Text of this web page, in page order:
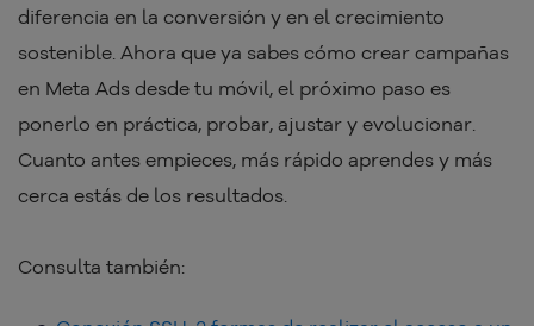
diferencia en la conversión y en el crecimiento
sostenible. Ahora que ya sabes cómo crear campañas
en Meta Ads desde tu móvil, el próximo paso es
ponerlo en práctica, probar, ajustar y evolucionar.
Cuanto antes empieces, más rápido aprendes y más
cerca estás de los resultados.
Consulta también: